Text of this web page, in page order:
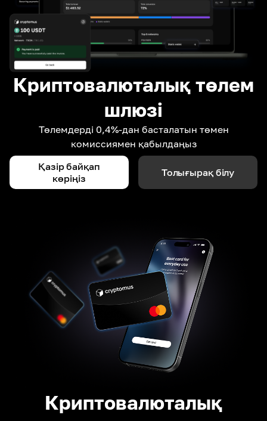
Криптовалюталық төлем
шлюзі
Төлемдерді 0,4%-дан басталатын төмен
комиссиямен қабылдаңыз
Қазір байқап
көріңіз
Толығырақ білу
Криптовалюталық